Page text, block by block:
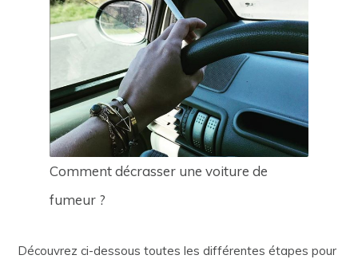
Comment décrasser une voiture de
fumeur ?
Découvrez ci-dessous toutes les différentes étapes pour